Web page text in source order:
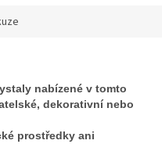
nabízené v tomto
dekorativní nebo
prostředky ani